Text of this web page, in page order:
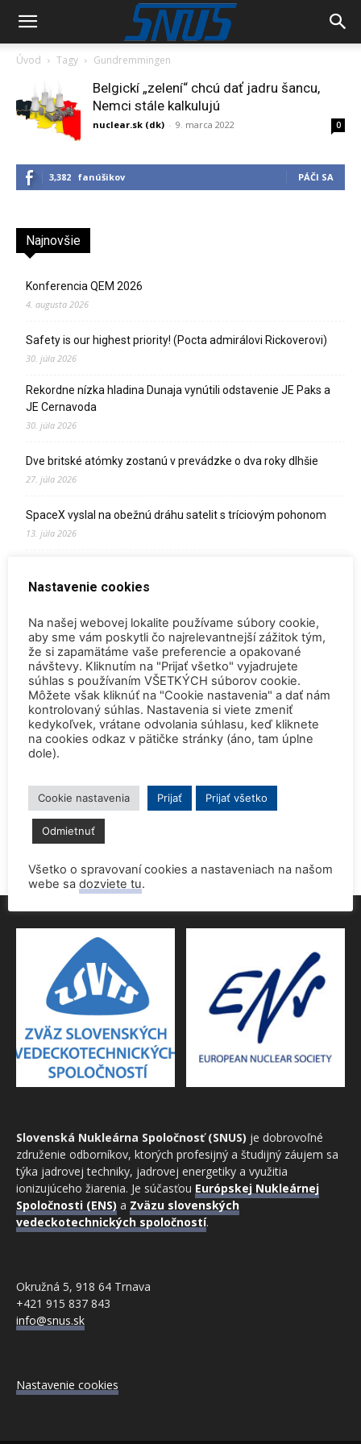
Úvod Tagy Gundremmingen
Belgickí „zelení“ chcú dať jadru šancu,
Nemci stále kalkulujú
nuclear.sk (dk) - 9. marca 2022 0
3,382 fanúšikov PÁČI SA
Najnovšie
Konferencia QEM 2026
4. augusta 2026
Safety is our highest priority! (Pocta admirálovi Rickoverovi)
30. júla 2026
Rekordne nízka hladina Dunaja vynútili odstavenie JE Paks a
JE Cernavoda
30. júla 2026
Dve britské atómky zostanú v prevádzke o dva roky dlhšie
27. júla 2026
SpaceX vyslal na obežnú dráhu satelit s tríciovým pohonom
13. júla 2026
2. júla 2026
Palivo v Mochovciach 4: Slovensko upevňuje pozíciu medzi
jadrovou špičkou Európy
2. júla 2026
Startup Helion získal stámilióny na fúznu elektráreň pre
Microsoft
15. júna 2026
Prednáška o jadrovej energetike zaujala študentov aj
9. júna 2026
Povolenie jadrového dozoru pre 4.blok EMO
9. júna 2026
Slovenská Nukleárna Spoločnosť (SNUS) je dobrovoľné
združenie odborníkov, ktorých profesijný a študijný záujem sa
týka jadrovej techniky, jadrovej energetiky a využitia
ionizujúceho žiarenia. Je súčasťou Európskej Nukleárnej
Spoločnosti (ENS) a Zväzu slovenských
vedeckotechnických spoločností.
Okružná 5, 918 64 Trnava
+421 915 837 843
info@snus.sk
Nastavenie cookies
Nastavenie cookies
Na našej webovej lokalite používame súbory cookie,
aby sme vám poskytli čo najrelevantnejší zážitok tým,
že si zapamätáme vaše preferencie a opakované
návštevy. Kliknutím na "Prijať všetko" vyjadrujete
súhlas s používaním VŠETKÝCH súborov cookie.
Môžete však kliknúť na "Cookie nastavenia" a dať nám
kontrolovaný súhlas. Nastavenia si viete zmeniť
kedykoľvek, vrátane odvolania súhlasu, keď kliknete
na cookies odkaz v pätičke stránky (áno, tam úplne
dole).
Cookie nastavenia Prijať Prijať všetko
Odmietnuť
Všetko o spravovaní cookies a nastaveniach na našom
webe sa dozviete tu.